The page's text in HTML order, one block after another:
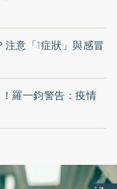
意「1症狀」與感冒
羅一鈞警告：疫情